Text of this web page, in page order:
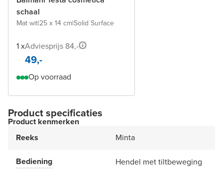
schaal
Mat wit|25 x 14 cm|Solid Surface
1 xAdviesprijs 84,-
49,-
Op voorraad
Product specificaties
Product kenmerken
Reeks
Minta
Bediening Hendel met tiltbeweging